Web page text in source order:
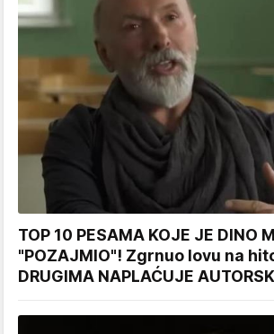
TOP 10 PESAMA KOJE JE DINO
"POZAJMIO"! Zgrnuo lovu na
DRUGIMA NAPLAĆUJE